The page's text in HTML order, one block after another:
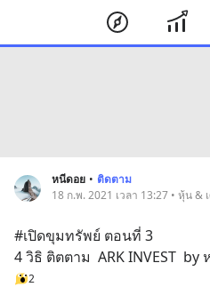
หนีดอย • ติดตาม
18 ก.พ. 2021 เวลา 13:27 • หุ้น &
#เปิดขุมทรัพย์ ตอนที่ 3
4 วิธิ ติตตาม  ARK INVEST  by
2